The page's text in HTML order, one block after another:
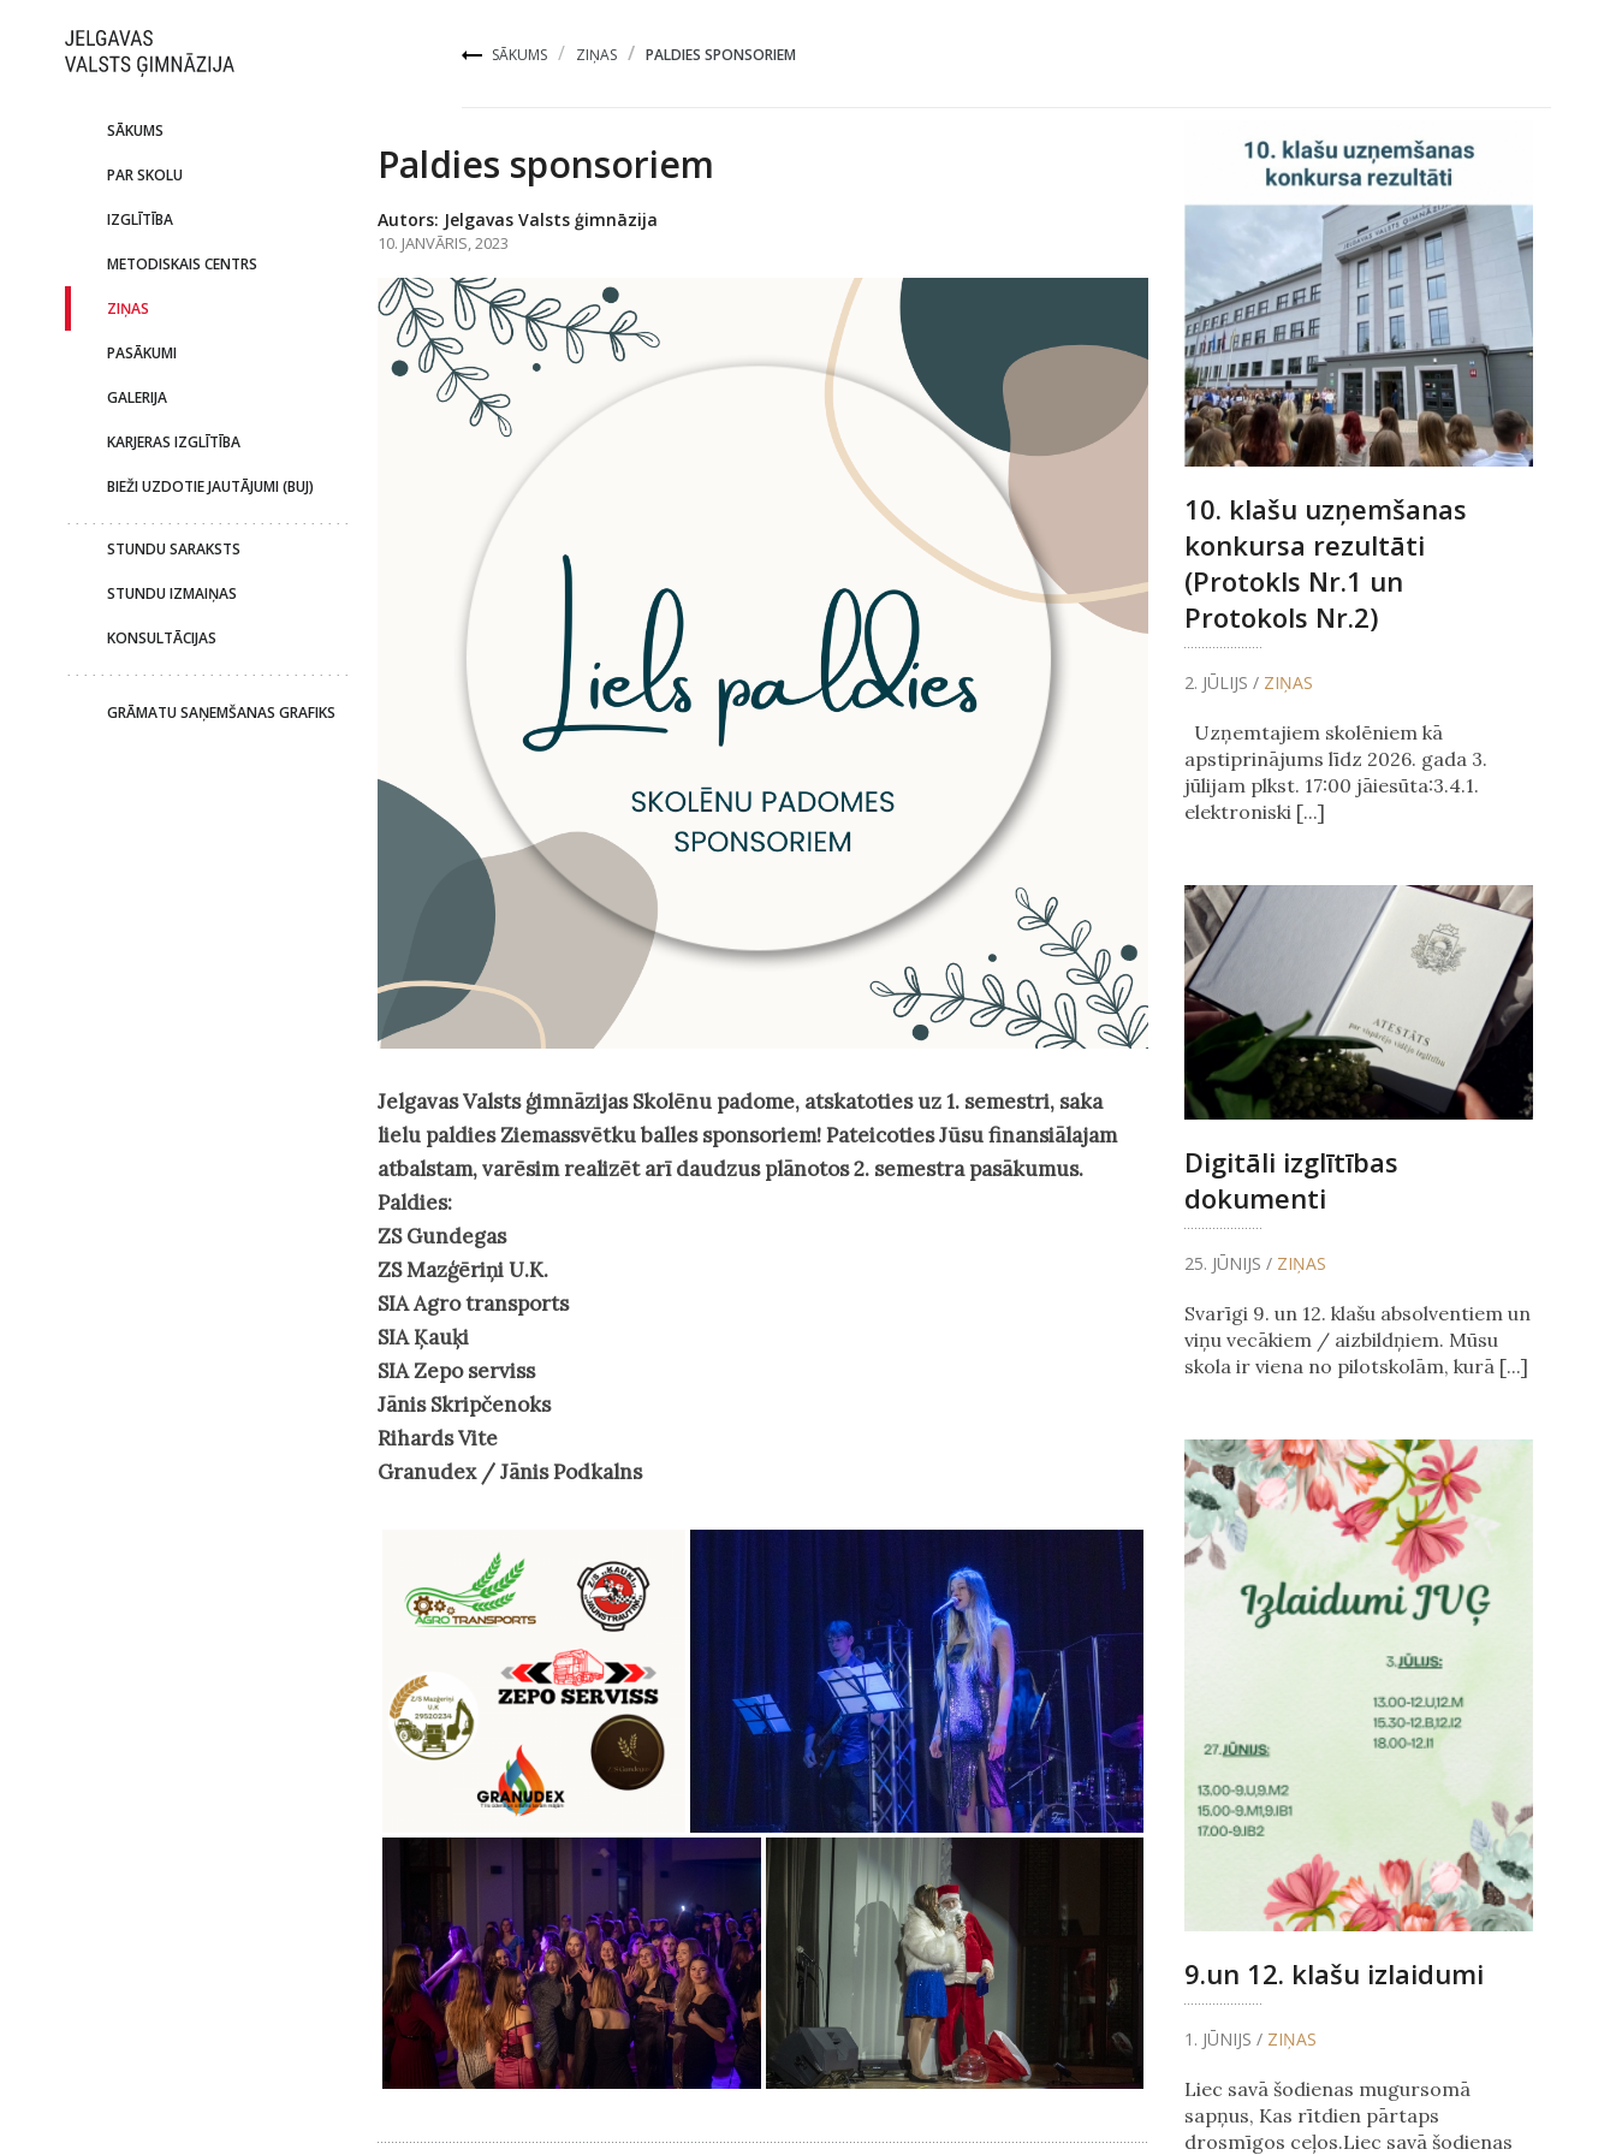
SĀKUMS ZIŅAS PALDIES SPONSORIEM
SĀKUMS
PAR SKOLU
IZGLĪTĪBA
METODISKAIS CENTRS
ZIŅAS
PASĀKUMI
GALERIJA
KARJERAS IZGLĪTĪBA
BIEŽI UZDOTIE JAUTĀJUMI (BUJ)
STUNDU SARAKSTS
STUNDU IZMAIŅAS
KONSULTĀCIJAS
GRĀMATU SAŅEMŠANAS GRAFIKS
Paldies sponsoriem
Autors: Jelgavas Valsts ģimnāzija
10. JANVĀRIS, 2023
Jelgavas Valsts ģimnāzijas Skolēnu padome, atskatoties uz 1. semestri, saka
lielu paldies Ziemassvētku balles sponsoriem! Pateicoties Jūsu finansiālajam
atbalstam, varēsim realizēt arī daudzus plānotos 2. semestra pasākumus.
Paldies:
ZS Gundegas
ZS Mazģēriņi U.K.
SIA Agro transports
SIA Ķauķi
SIA Zepo serviss
Jānis Skripčenoks
Rihards Vite
Granudex / Jānis Podkalns
10. klašu uzņemšanas
konkursa rezultāti
(Protokls Nr.1 un
Protokols Nr.2)
2. JŪLIJS / ZIŅAS
Uzņemtajiem skolēniem kā
apstiprinājums līdz 2026. gada 3.
jūlijam plkst. 17:00 jāiesūta:3.4.1.
elektroniski [...]
Digitāli izglītības
dokumenti
25. JŪNIJS / ZIŅAS
Svarīgi 9. un 12. klašu absolventiem un
viņu vecākiem / aizbildņiem. Mūsu
skola ir viena no pilotskolām, kurā [...]
9.un 12. klašu izlaidumi
1. JŪNIJS / ZIŅAS
Liec savā šodienas mugursomā
sapņus, Kas rītdien pārtaps
drosmīgos ceļos.Liec savā šodienas